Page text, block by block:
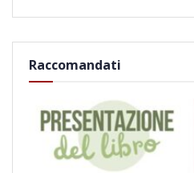
Raccomandati